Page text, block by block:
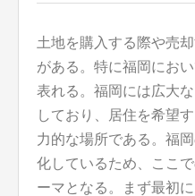
土地を購入する際や売
がある。 特に福岡にお
表れる。福岡には広大
しており、居住を希望
力的な場所である。福
化しているため、ここ
ーマとなる。まず最初